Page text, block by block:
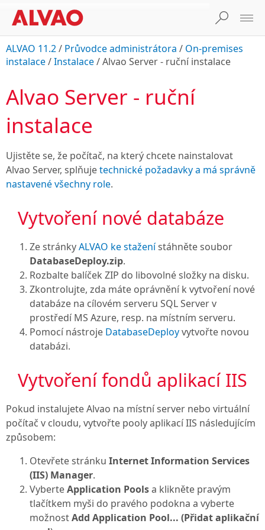
ALVAO 11.2/ Průvodce administrátora / On-premises
instalace/Instalace/Alvao Server - ruční instalace
Alvao Server - ruční
instalace
Ujistěte se, že počítač, na který chcete nainstalovat
Alvao Server, splňujetechnické požadavky a má správně
nastavené všechny role.
Vytvoření nové databáze
Ze stránkyALVAO ke staženístáhněte soubor
DatabaseDeploy.zip.
Rozbalte balíček ZIP do libovolné složky na disku.
Zkontrolujte, zda máte oprávnění k vytvoření nové
databáze na cílovém serveru SQL Server v
prostředí MS Azure, resp. na místním serveru.
Pomocí nástroje DatabaseDeployvytvořte novou
databázi.
Vytvoření fondů aplikací IIS
Pokud instalujete Alvao na místní server nebo virtuální
počítač v cloudu, vytvořte pooly aplikací IIS následujícím
způsobem:
Otevřete stránku Internet Information Services
(IIS) Manager.
VyberteApplication Poolsa klikněte pravým
tlačítkem myši do pravého podokna a vyberte
možnostAdd Application Pool... (Přidat aplikační